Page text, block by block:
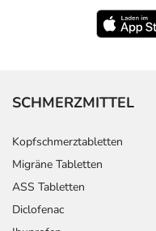
SCHMERZMITTEL
Kopfschmerztabletten
Migräne Tabletten
ASS Tabletten
Diclofenac